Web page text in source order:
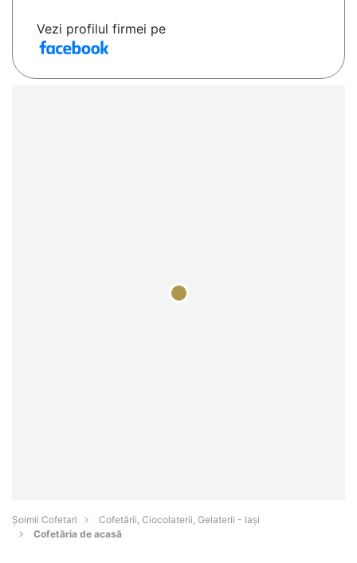
Vezi profilul firmei pe
Șoimii Cofetari
Cofetării, Ciocolaterii, Gelaterii - Iaşi
Cofetăria de acasă